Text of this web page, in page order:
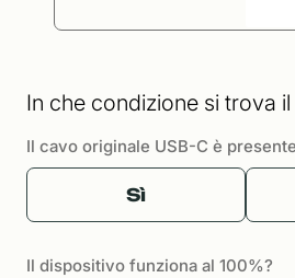
In che condizione si trova
Il cavo originale USB-C è
Sì
Il dispositivo funziona al 100%?